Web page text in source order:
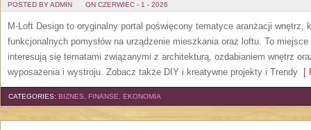
POSTED BY ADMIN ON CZERWIEC - 1 - 2026
M-Loft Design to oryginalny portal poświęcony tematyce aranżacji wnętrz,
funkcjonalnych pomysłów na urządzenie mieszkania oraz loftu. To
interesują się tematami związanymi z architekturą, ozdabianiem wnętrz
wyposażenia i wystroju. Zobacz także DIY i kreatywne projekty i Trendy [
CATEGORIES: BIZNES, FINANSE, EKONOMIA